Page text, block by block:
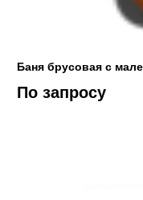
Баня брусовая с
По запросу